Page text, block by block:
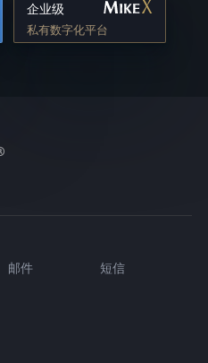
企业级
私有数字化平台
邮件
短信